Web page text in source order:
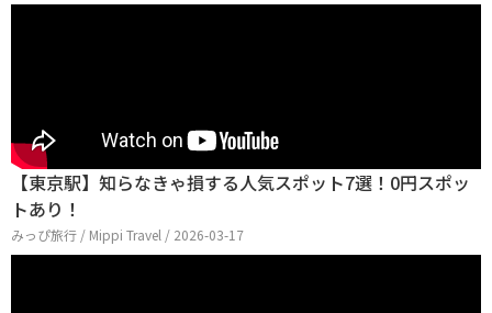
【東京駅】知らなきゃ損する人気スポット7選！0円スポッ
トあり！
みっぴ旅行 / Mippi Travel / 2026-03-17